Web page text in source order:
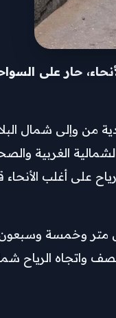
حار على
من وإلى شمال
الغربية
نشاط رياح على أغلب
متر وخمسة وسبعون
واتجاه الرياح